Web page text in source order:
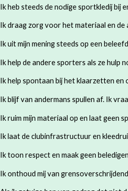
Ik heb steeds de nodige sportkledij bij
Ik draag zorg voor het materiaal en de
Ik uit mijn mening steeds op een
Ik help de andere sporters als ze hulp
Ik help spontaan bij het klaarzetten en
Ik blijf van andermans spullen af. Ik
Ik ruim mijn materiaal op en laat geen
Ik laat de clubinfrastructuur en
Ik toon respect en maak geen
Ik onthoud mij van